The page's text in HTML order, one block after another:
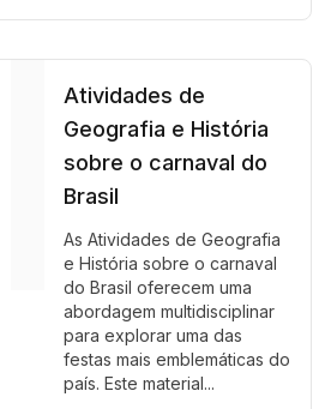
Atividades de
Geografia e História
sobre o carnaval do
Brasil
As Atividades de Geografia
e História sobre o carnaval
do Brasil oferecem uma
abordagem multidisciplinar
para explorar uma das
festas mais emblemáticas do
país. Este material...